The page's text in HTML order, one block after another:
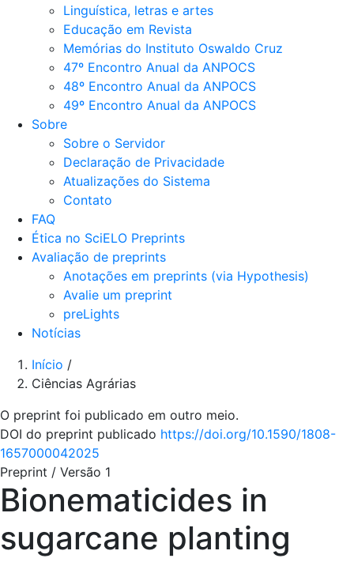
Linguística, letras e artes
Educação em Revista
Memórias do Instituto Oswaldo Cruz
47º Encontro Anual da ANPOCS
48º Encontro Anual da ANPOCS
49º Encontro Anual da ANPOCS
Sobre
Sobre o Servidor
Declaração de Privacidade
Atualizações do Sistema
Contato
FAQ
Ética no SciELO Preprints
Avaliação de preprints
Anotações em preprints (via Hypothesis)
Avalie um preprint
preLights
Notícias
Início /
Ciências Agrárias
O preprint foi publicado em outro meio.
DOI do preprint publicado https://doi.org/10.1590/1808-
1657000042025
Preprint / Versão 1
Bionematicides in
sugarcane planting